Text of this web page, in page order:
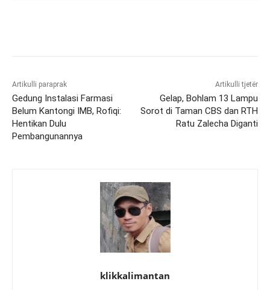
Artikulli paraprak
Gedung Instalasi Farmasi
Belum Kantongi IMB, Rofiqi:
Hentikan Dulu
Pembangunannya
Artikulli tjetër
Gelap, Bohlam 13 Lampu
Sorot di Taman CBS dan RTH
Ratu Zalecha Diganti
klikkalimantan